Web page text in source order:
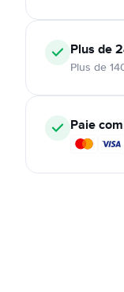
Plus de
Plus de
Paie